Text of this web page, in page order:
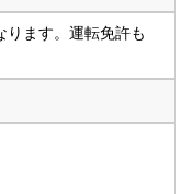
ります。運転免許も